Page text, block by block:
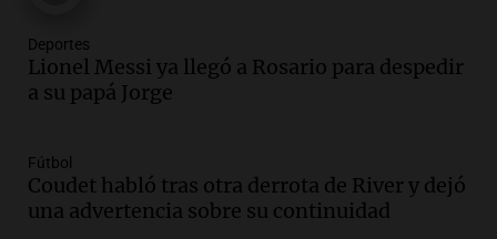
Episodios
Audio.La historia de la servilleta que
Una mañana para todos
Episodios
Deportes
Lionel Messi ya llegó a Rosario para despedir
a su papá Jorge
Fútbol
Coudet habló tras otra derrota de River y dejó
una advertencia sobre su continuidad